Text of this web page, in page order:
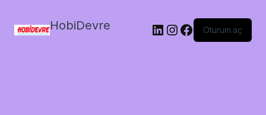
HobiDevre LinkedIn
Instagram
Facebook
Oturum aç